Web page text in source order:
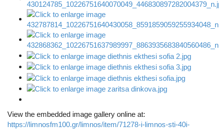
View the embedded image gallery online at:
https://limnosfm100.gr/limnos/item/71278-i-limnos-sti-40i-